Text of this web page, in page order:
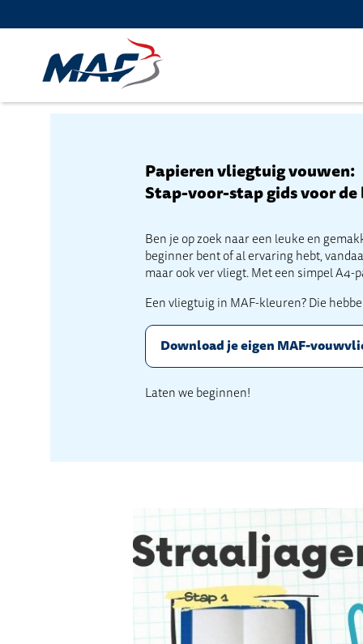
Papieren vliegtuig vouwen:
Stap-voor-stap gids voor
Ben je op zoek naar een leuke en
beginner bent of al ervaring hebt,
maar ook ver vliegt. Met een simpel
Een vliegtuig in MAF-kleuren? Die
Download je eigen MAF-
Laten we beginnen!